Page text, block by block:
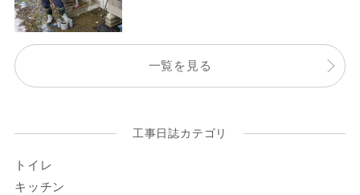
一覧を見る
工事日誌カテゴリ
トイレ
キッチン